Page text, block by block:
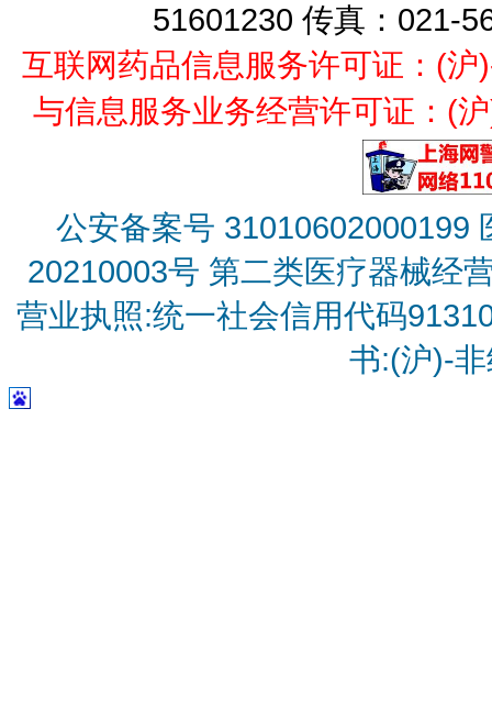
51601230 传真：021-
互联网药品信息服务许可证：(
与信息服务业务经营许可证：(
公安备案号 31010602000199
20210003号 第二类医疗器械经
营业执照:统一社会信用代码
书:(沪)-